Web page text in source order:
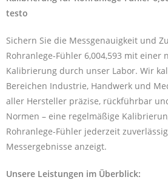
testo
Sichern Sie die Messgenauigkeit und
Rohranlege-Fühler 6,004,593 mit einer
Kalibrierung durch unser Labor. Wir
Bereichen Industrie, Handwerk und
aller Hersteller präzise, rückführbar
Normen – eine regelmäßige
Rohranlege-Fühler jederzeit
Messergebnisse anzeigt.
Unsere Leistungen im Überblick: